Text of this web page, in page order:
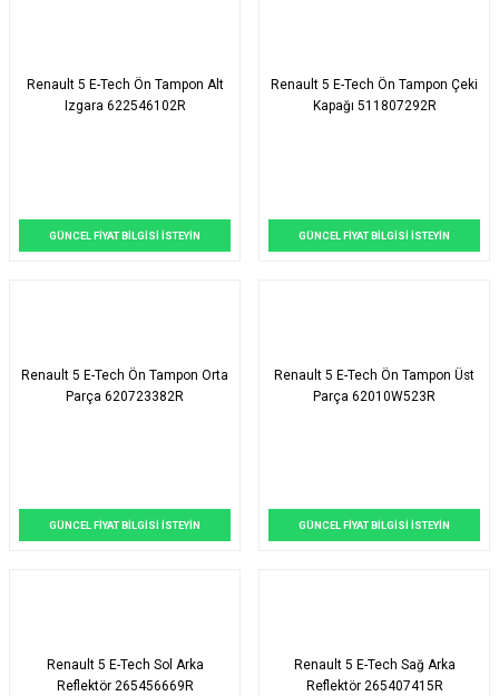
Renault 5 E-Tech Ön Tampon Alt
Izgara 622546102R
GÜNCEL FİYAT BİLGİSİ İSTEYİN
Renault 5 E-Tech Ön Tampon Çeki
Kapağı 511807292R
GÜNCEL FİYAT BİLGİSİ İSTEYİN
Renault 5 E-Tech Ön Tampon Orta
Parça 620723382R
GÜNCEL FİYAT BİLGİSİ İSTEYİN
Renault 5 E-Tech Ön Tampon Üst
Parça 62010W523R
GÜNCEL FİYAT BİLGİSİ İSTEYİN
Renault 5 E-Tech Sol Arka
Reflektör 265456669R
Renault 5 E-Tech Sağ Arka
Reflektör 265407415R